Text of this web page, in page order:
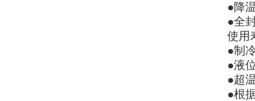
●降
●全
使用
●制
●液
●超
●根